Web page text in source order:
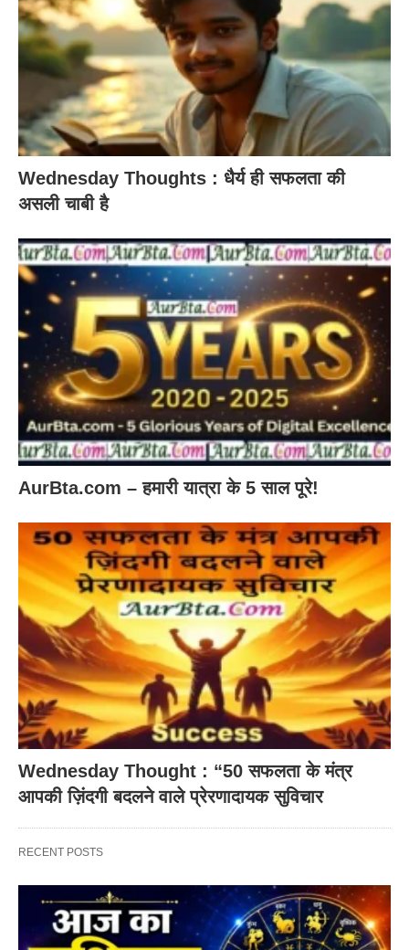
Wednesday Thoughts : धैर्य ही सफलता की
असली चाबी है
AurBta.com – हमारी यात्रा के 5 साल पूरे!
Wednesday Thought : “50 सफलता के मंत्र
आपकी ज़िंदगी बदलने वाले प्रेरणादायक सुविचार
RECENT POSTS